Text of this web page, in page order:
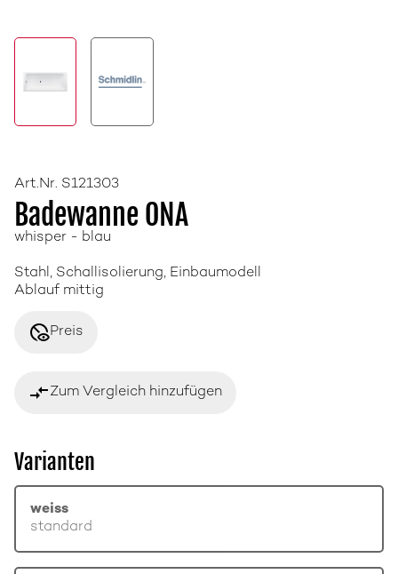
Art.Nr. S121303
Badewanne ONA
whisper - blau
Stahl, Schallisolierung, Einbaumodell
Ablauf mittig
disabled_visiblePreis
compare_arrowsZum Vergleich hinzufügen
Varianten
weiss
standard